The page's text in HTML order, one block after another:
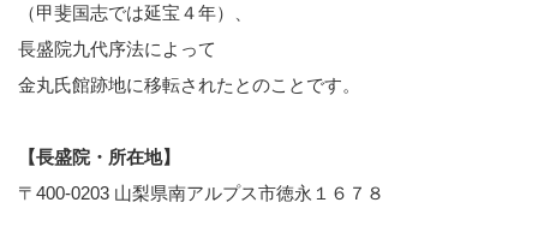
（甲斐国志では延宝４年）、
長盛院九代序法によって
金丸氏館跡地に移転されたとのことです。
【長盛院・所在地】
〒400-0203 山梨県南アルプス市徳永１６７８